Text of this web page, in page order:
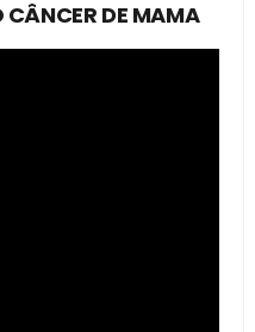
CÂNCER DE MAMA